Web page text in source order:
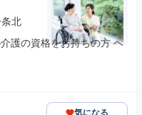
北
護の資格をお持ちの方 ヘ
気になる